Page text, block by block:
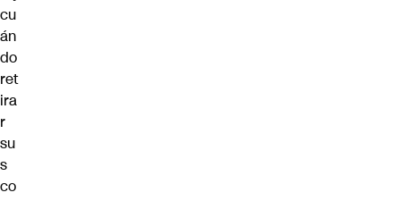
cu
án
do
ret
ira
r
su
s
co